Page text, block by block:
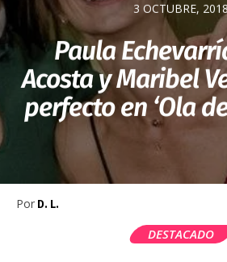
3 OCTUBRE, 2018
Paula
Acosta y Maribel
perfecto en ‘Ola
Por D. L.
DESTACADO